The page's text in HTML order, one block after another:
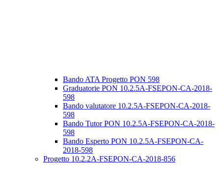
Bando ATA Progetto PON 598
Graduatorie PON 10.2.5A-FSEPON-CA-2018-
598
Bando valutatore 10.2.5A-FSEPON-CA-2018-
598
Bando Tutor PON 10.2.5A-FSEPON-CA-2018-
598
Bando Esperto PON 10.2.5A-FSEPON-CA-
2018-598
Progetto 10.2.2A-FSEPON-CA-2018-856